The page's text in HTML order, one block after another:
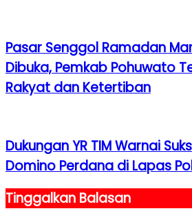
Pasar Senggol Ramadan
Dibuka, Pemkab Pohuwato
Rakyat dan Ketertiban
Dukungan YR TIM Warnai
Domino Perdana di Lapas
Tinggalkan Balasan